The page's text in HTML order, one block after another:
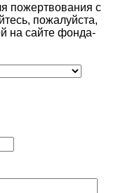
пожертвования с
пожалуйста,
на сайте фонда-